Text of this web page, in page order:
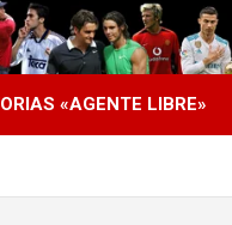
«AGENTE LIBRE»